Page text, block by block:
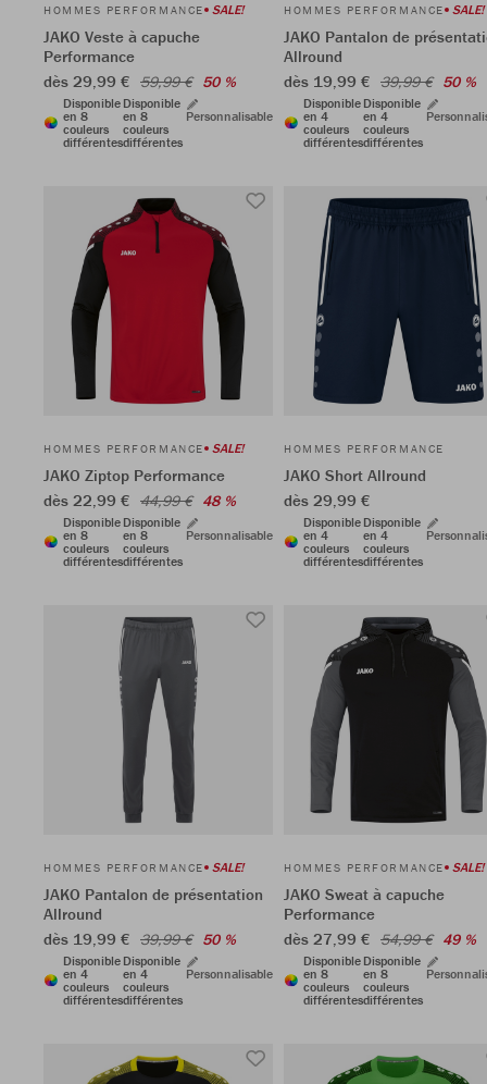
HOMMES PERFORMANCE SALE!
JAKO Veste à capuche
Performance
dès 29,99 € 59,99 € 50 %
Disponible
en 8
couleurs
différentes
Disponible
en 8
couleurs
différentes
Personnalisable
HOMMES PERFORMANCE SALE!
JAKO Pantalon de
Allround
dès 19,99 € 39,99 € 50 %
Disponible
en 4
couleurs
différentes
Disponible
en 4
couleurs
différentes
HOMMES PERFORMANCE SALE!
JAKO Ziptop Performance
dès 22,99 € 44,99 € 48 %
Disponible
en 8
couleurs
différentes
Disponible
en 8
couleurs
différentes
Personnalisable
HOMMES PERFORMANCE
JAKO Short Allround
dès 29,99 €
Disponible
en 4
couleurs
différentes
Disponible
en 4
couleurs
différentes
HOMMES PERFORMANCE SALE!
JAKO Pantalon de présentation
Allround
dès 19,99 € 39,99 € 50 %
Disponible
en 4
couleurs
différentes
Disponible
en 4
couleurs
différentes
Personnalisable
HOMMES PERFORMANCE SALE!
JAKO Sweat à capuche
Performance
dès 27,99 € 54,99 € 49 %
Disponible
en 8
couleurs
différentes
Disponible
en 8
couleurs
différentes